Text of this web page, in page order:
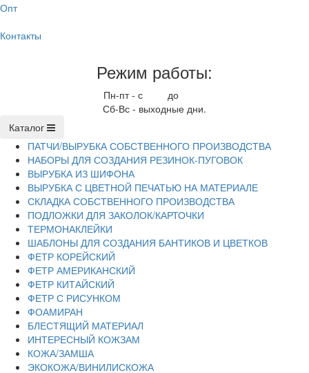
Опт
Контакты
Режим работы:
Пн-пт - с до
Сб-Вс - выходные дни.
Каталог
ПАТЧИ/ВЫРУБКА СОБСТВЕННОГО ПРОИЗВОДСТВА
НАБОРЫ ДЛЯ СОЗДАНИЯ РЕЗИНОК-ПУГОВОК
ВЫРУБКА ИЗ ШИФОНА
ВЫРУБКА С ЦВЕТНОЙ ПЕЧАТЬЮ НА МАТЕРИАЛЕ
СКЛАДКА СОБСТВЕННОГО ПРОИЗВОДСТВА
ПОДЛОЖКИ ДЛЯ ЗАКОЛОК/КАРТОЧКИ
ТЕРМОНАКЛЕЙКИ
ШАБЛОНЫ ДЛЯ СОЗДАНИЯ БАНТИКОВ И ЦВЕТКОВ
ФЕТР КОРЕЙСКИЙ
ФЕТР АМЕРИКАНСКИЙ
ФЕТР КИТАЙСКИЙ
ФЕТР С РИСУНКОМ
ФОАМИРАН
БЛЕСТЯЩИЙ МАТЕРИАЛ
ИНТЕРЕСНЫЙ КОЖЗАМ
КОЖА/ЗАМША
ЭКОКОЖА/ВИНИЛИСКОЖА